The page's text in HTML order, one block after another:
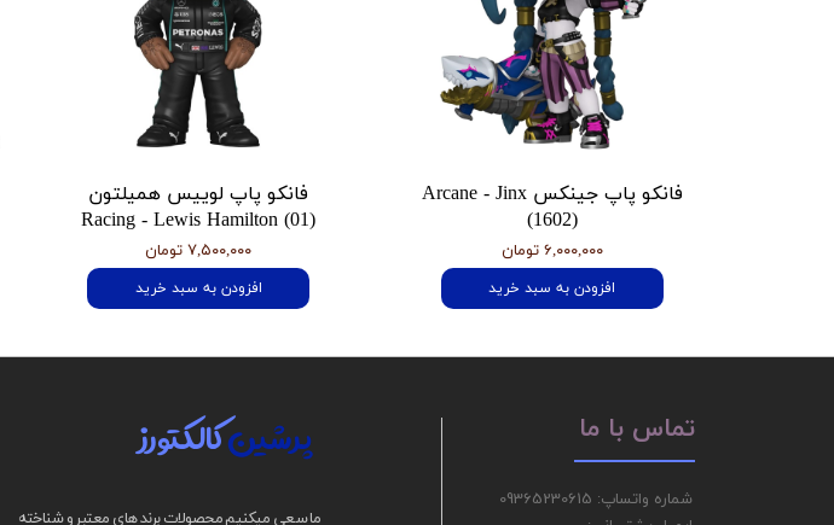
فانکو پاپ جینکس Arcane - Jinx
(1602)
۶,۰۰۰,۰۰۰ تومان
افزودن به سبد خرید
فانکو پاپ لوییس همیلتون
Racing - Lewis Hamilton (01)
۷,۵۰۰,۰۰۰ تومان
افزودن به سبد خرید
ما سعی میکنیم محصولات برند های معتبر و شناخته
پرشینکالکتورز
شماره واتساپ: 09365230615
تماس با ما